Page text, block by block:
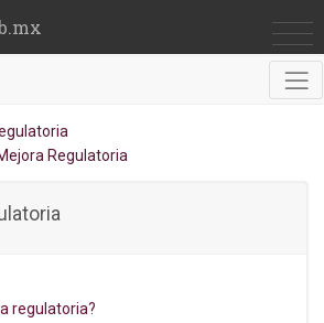
Regulatoria
regulatoria?